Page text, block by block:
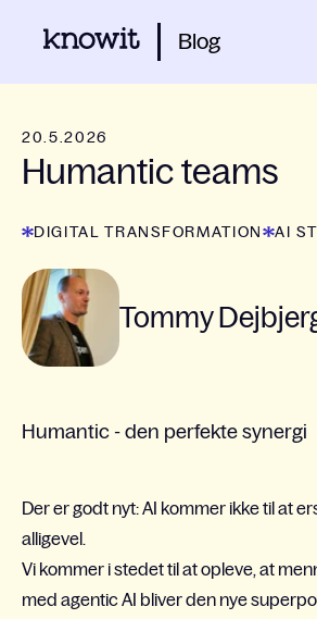
Blog
20.5.2026
Humantic teams
DIGITAL TRANSFORMATION AI
Tommy
Humantic - den perfekte synergi
Der er godt nyt: AI kommer ikke til at
alligevel.
Vi kommer i stedet til at opleve, at
med agentic AI bliver den nye